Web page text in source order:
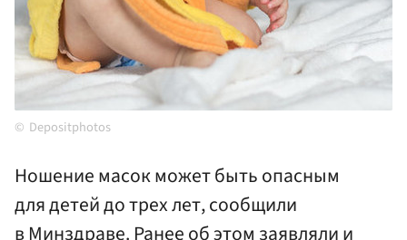
Depositphotos
Ношение масок может быть опасным
для детей до трех лет, сообщили
в Минздраве. Ранее об этом заявляли и